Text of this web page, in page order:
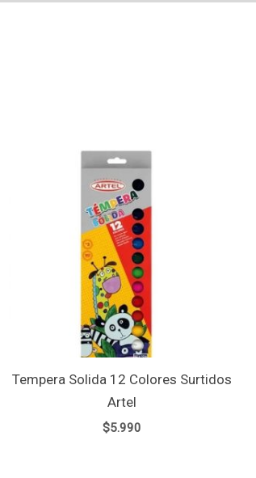
Tempera Solida 12 Colores Surtidos
Artel
$5.990